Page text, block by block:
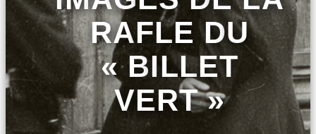
RAFLE DU
« BILLET
VERT »